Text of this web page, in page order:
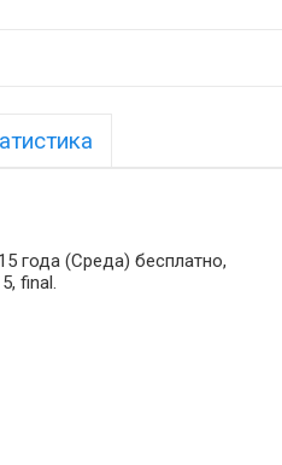
года (Среда) бесплатно,
final.